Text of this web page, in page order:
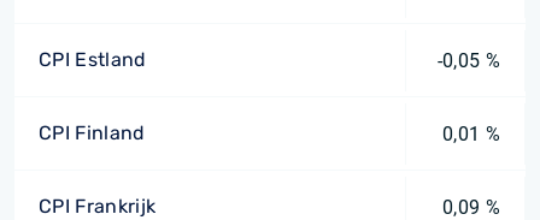
CPI Estland -0,05 %
CPI Finland 0,01 %
CPI Frankrijk 0,09 %